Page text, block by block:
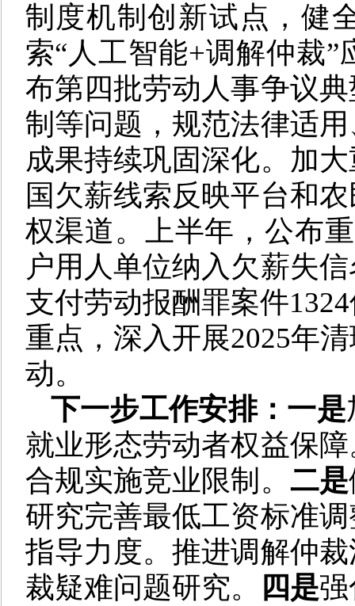
制度机制创新试点，健
索“人工智能+调解仲裁
布第四批劳动人事争议
制等问题，规范法律适
成果持续巩固深化。加
国欠薪线索反映平台和
权渠道。上半年，公布
户用人单位纳入欠薪失
支付劳动报酬罪案件
重点，深入开展2025年
动。
下一步工作安排：一是
就业形态劳动者权益保
合规实施竞业限制。 二是
研究完善最低工资标准
指导力度。推进调解仲
裁疑难问题研究。
四是